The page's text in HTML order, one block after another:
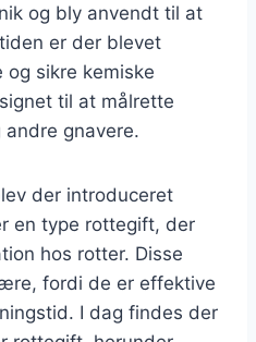
og bly anvendt til at
er der blevet
sikre kemiske
til at målrette
gnavere.
der introduceret
en type rottegift, der
hos rotter. Disse
fordi de er effektive
I dag findes der